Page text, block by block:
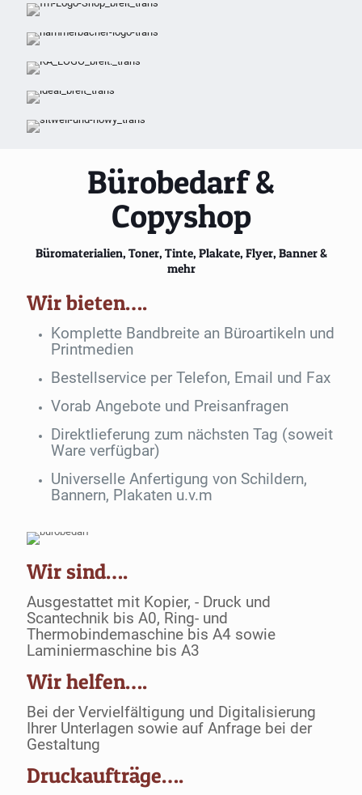
Bürobedarf &
Copyshop
Büromaterialien, Toner, Tinte, Plakate, Flyer, Banner &
mehr
Wir bieten….
Komplette Bandbreite an Büroartikeln und
Printmedien
Bestellservice per Telefon, Email und Fax
Vorab Angebote und Preisanfragen
Direktlieferung zum nächsten Tag (soweit
Ware verfügbar)
Universelle Anfertigung von Schildern,
Bannern, Plakaten u.v.m
Wir sind….
Ausgestattet mit Kopier, - Druck und
Scantechnik bis A0, Ring- und
Thermobindemaschine bis A4 sowie
Laminiermaschine bis A3
Wir helfen….
Bei der Vervielfältigung und Digitalisierung
Ihrer Unterlagen sowie auf Anfrage bei der
Gestaltung
Druckaufträge….